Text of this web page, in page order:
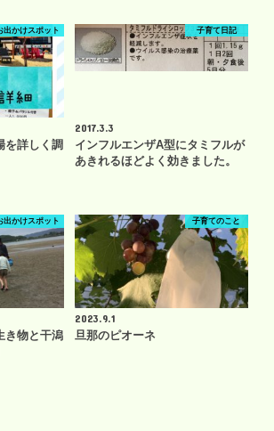
出かけスポット
を詳しく調
子育て日記
2017.3.3
インフルエンザA型にタミフルが
あきれるほどよく効きました。
出かけスポット
き物と干潟
子育てのこと
2023.9.1
旦那のピオーネ